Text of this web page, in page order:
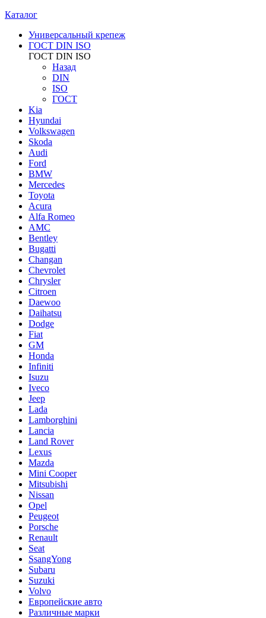
Каталог
Универсальный крепеж
ГОСТ DIN ISO
ГОСТ DIN ISO
Назад
DIN
ISO
ГОСТ
Kia
Hyundai
Volkswagen
Skoda
Audi
Ford
BMW
Mercedes
Toyota
Acura
Alfa Romeo
AMC
Bentley
Bugatti
Changan
Chevrolet
Chrysler
Citroen
Daewoo
Daihatsu
Dodge
Fiat
GM
Honda
Infiniti
Isuzu
Iveco
Jeep
Lada
Lamborghini
Lancia
Land Rover
Lexus
Mazda
Mini Cooper
Mitsubishi
Nissan
Opel
Peugeot
Porsche
Renault
Seat
SsangYong
Subaru
Suzuki
Volvo
Европейские авто
Различные марки